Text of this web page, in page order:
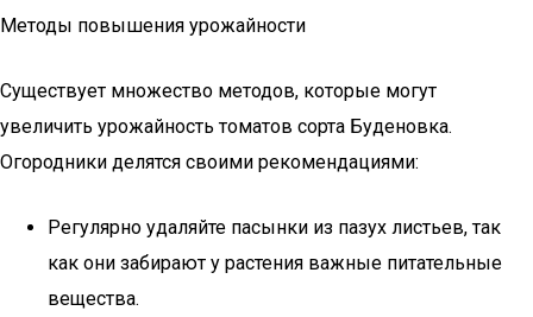
Методы повышения урожайности
Существует множество методов, которые могут
увеличить урожайность томатов сорта Буденовка.
Огородники делятся своими рекомендациями:
Регулярно удаляйте пасынки из пазух листьев, так
как они забирают у растения важные питательные
вещества.